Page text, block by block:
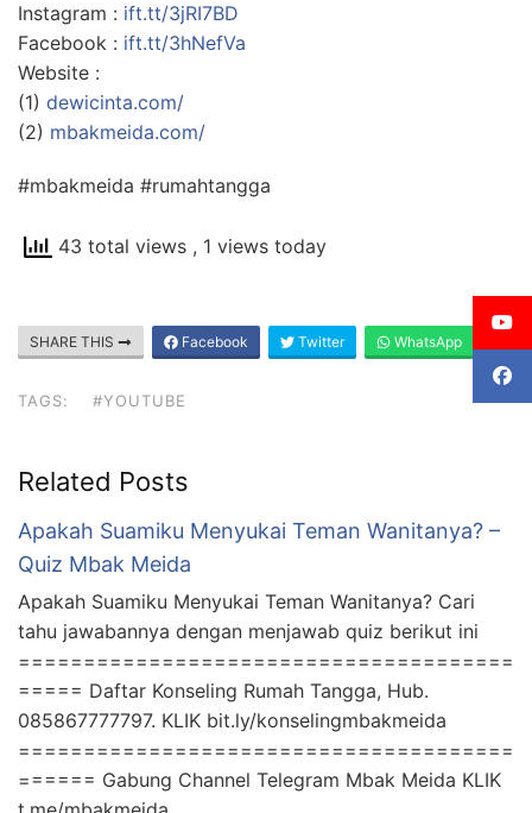
Instagram : ift.tt/3jRI7BD
Facebook : ift.tt/3hNefVa
Website :
(1) dewicinta.com/
(2) mbakmeida.com/
#mbakmeida #rumahtangga
43 total views , 1 views today
SHARE THIS Facebook Twitter WhatsApp
TAGS: #YOUTUBE
Related Posts
Apakah Suamiku Menyukai Teman Wanitanya? –
Quiz Mbak Meida
Apakah Suamiku Menyukai Teman Wanitanya? Cari
tahu jawabannya dengan menjawab quiz berikut ini
======================================
===== Daftar Konseling Rumah Tangga, Hub.
085867777797. KLIK bit.ly/konselingmbakmeida
======================================
====== Gabung Channel Telegram Mbak Meida KLIK